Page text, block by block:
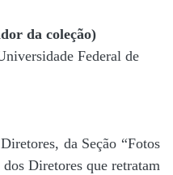
da coleção)
Federal de
da Seção “Fotos
Diretores que retratam